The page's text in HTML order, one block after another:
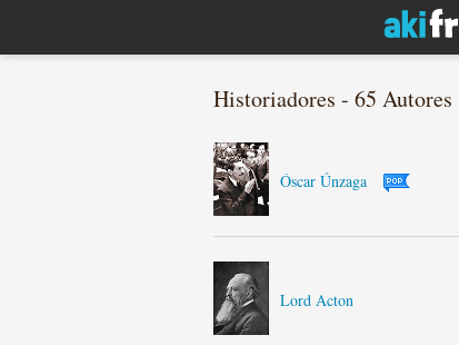
Historiadores - 65 Autores
Óscar Únzaga
Lord Acton